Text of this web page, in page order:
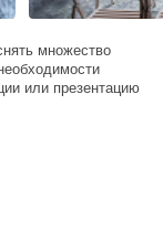
множество
или презентацию